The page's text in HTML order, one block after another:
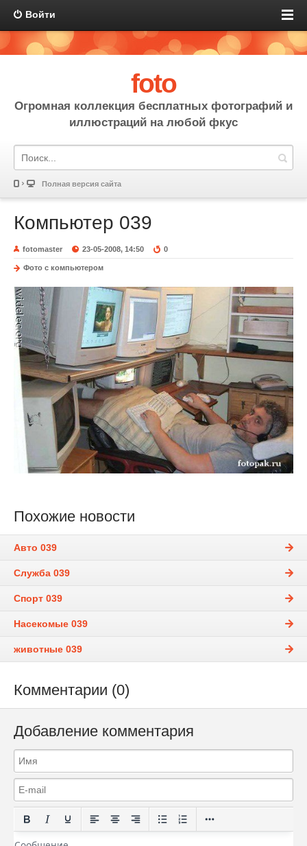
Войти
foto
Огромная коллекция бесплатных фотографий и
иллюстраций на любой фкус
Полная версия сайта
Компьютер 039
fotomaster 23-05-2008, 14:50 0
Фото с компьютером
Похожие новости
Авто 039
Служба 039
Спорт 039
Насекомые 039
животные 039
Комментарии (0)
Добавление комментария